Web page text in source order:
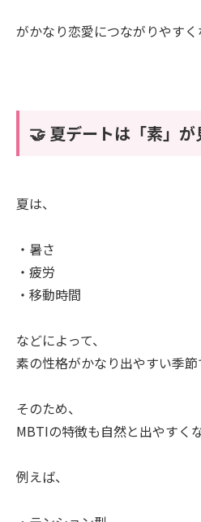
がかなり恋愛につながりやすく
🤝 夏デートは「素」
夏は、
・暑さ
・疲労
・移動時間
などによって、
素の性格がかなり出やすい季節
そのため、
MBTIの特徴も自然と出やすくな
例えば、